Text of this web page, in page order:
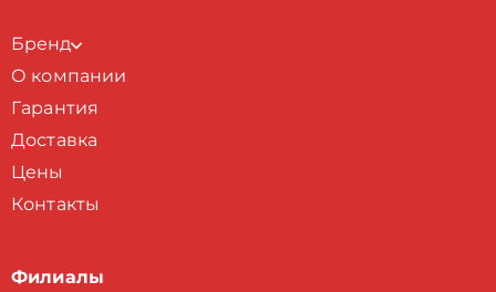
Бренд
О компании
Гарантия
Доставка
Цены
Контакты
Филиалы